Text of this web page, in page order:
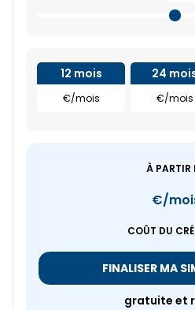
12 mois
€/mois
24
€/mois
À PARTIR
€/
COÛT DU
FINALISER MA
gratuite et